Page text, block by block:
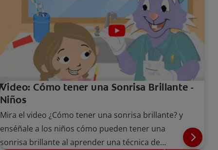
Video: Cómo tener una Sonrisa Brillante -
Niños
Mira el video ¿Cómo tener una sonrisa brillante? y
enséñale a los niños cómo pueden tener una
sonrisa brillante al aprender una técnica de